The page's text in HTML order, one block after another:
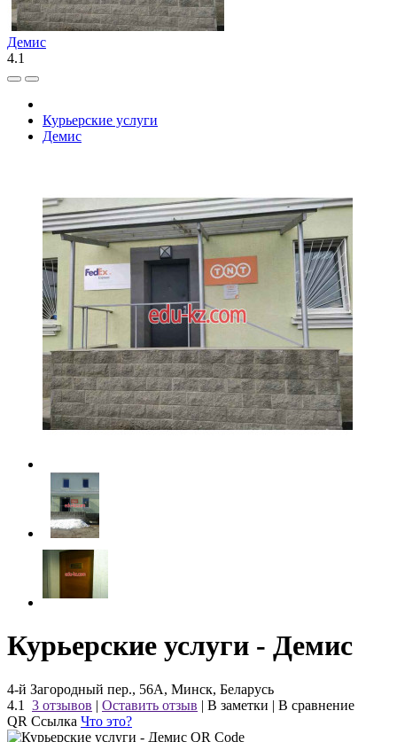
Демис
4.1
Курьерские услуги
Демис
Курьерские услуги - Демис
4-й Загородный пер., 56А, Минск, Беларусь
4.1
3 отзывов | Оставить отзыв | В заметки | В сравнение
QR Ссылка Что это?